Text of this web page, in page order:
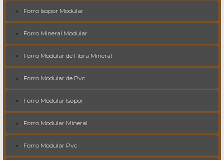
Forro Isopor Modular
Forro Mineral Modular
Forro Modular de Fibra Mineral
Forro Modular de Pvc
Forro Modular Isopor
Forro Modular Mineral
Forro Modular Pvc